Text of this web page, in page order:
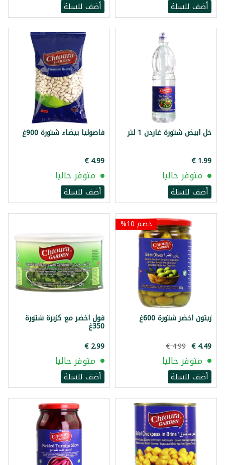
أضف للسلة أضف للسلة
خل أبيض شتورة غاردن 1 لتر
متوفر حاليا
أضف للسلة
فاصوليا بيضاء شتورة 900غ
متوفر حاليا
أضف للسلة
خصم 10%
زيتون اخضر شتورة 600غ
متوفر حاليا
أضف للسلة
فول اخضر مع كزبرة شتورة
350غ
متوفر حاليا
أضف للسلة